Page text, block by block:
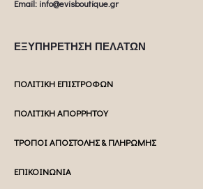
Email: info@evisboutique.gr
ΕΞΥΠΗΡΕΤΗΣΗ ΠΕΛΑΤΩΝ
ΠΟΛΙΤΙΚΗ ΕΠΙΣΤΡΟΦΩΝ
ΠΟΛΙΤΙΚΗ ΑΠΟΡΡΗΤΟΥ
ΤΡΟΠΟΙ ΑΠΟΣΤΟΛΗΣ & ΠΛΗΡΩΜΗΣ
ΕΠΙΚΟΙΝΩΝΙΑ